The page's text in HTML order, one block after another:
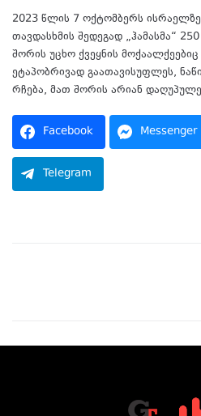
2023 წლის 7 ოქტომბერს
თავდასხმის შედეგად „ჰამასმა“
შორის უცხო ქვეყნის
ეტაპობრივად გაათავისუფლეს,
რჩება, მათ შორის არიან
Facebook Messenger
Telegram